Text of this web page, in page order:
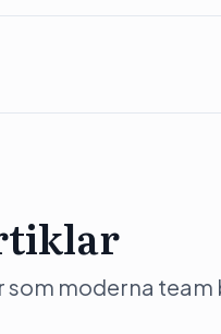
moderna